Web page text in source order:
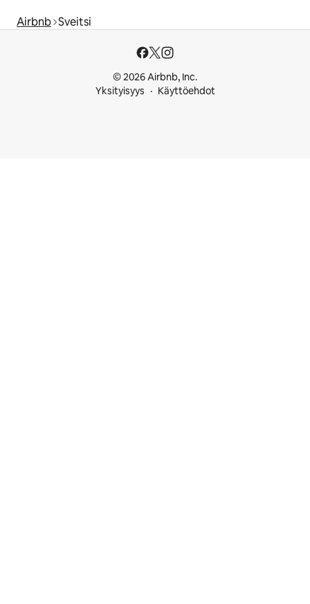
Airbnb Sveitsi
© 2026 Airbnb, Inc.
Yksityisyys
Käyttöehdot